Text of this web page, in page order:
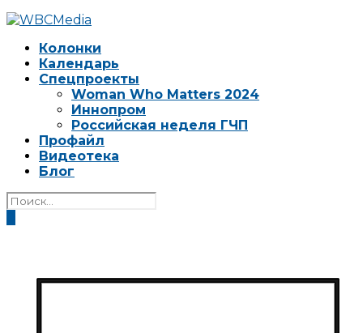
Колонки
Календарь
Спецпроекты
Woman Who Matters 2024
Иннопром
Российская неделя ГЧП
Профайл
Видеотека
Блог